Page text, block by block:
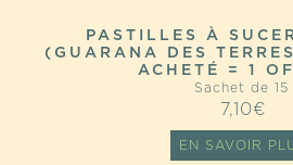
PASTILLES À
(GUARANA DES
ACHETÉ = 1
Sachet de 15
7,10€
EN SAVOIR